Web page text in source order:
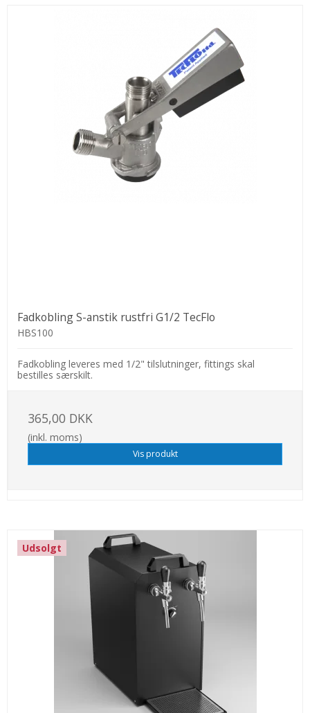
Fadkobling S-anstik rustfri G1/2 TecFlo
HBS100
Fadkobling leveres med 1/2" tilslutninger, fittings skal
bestilles særskilt.
365,00 DKK
(inkl. moms)
Vis produkt
Udsolgt